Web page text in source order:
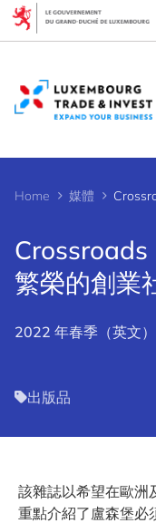
Home 媒體
繁榮的創業
2022 年春季（英文）
出版品
該雜誌以希望在歐洲
重點介紹了盧森堡必
Cookies management